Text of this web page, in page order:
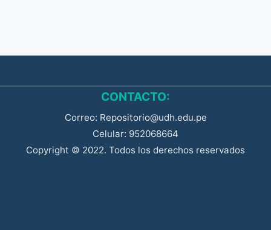
CONTACTO:
Correo: Repositorio@udh.edu.pe
Celular: 952068664
Copyright © 2022. Todos los derechos reservados